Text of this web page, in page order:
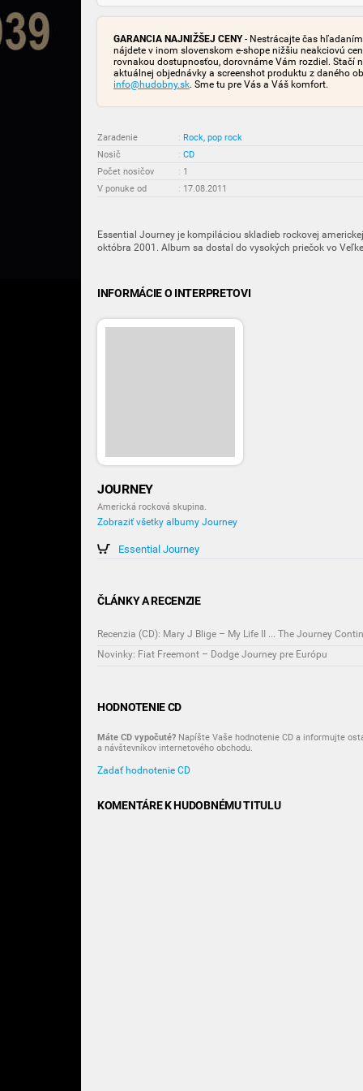
GARANCIA NAJNIŽŠEJ CENY- Nestrácajte čas
nájdete v inom slovenskom e-shope nižšiu neakciovú
rovnakou dostupnosťou, dorovnáme Vám rozdiel. Stačí
aktuálnej objednávky a screenshot produktu z daného
info@hudobny.sk. Sme tu pre Vás a Váš komfort.
Zaradenie : Rock, pop rock
Nosič
: CD
Počet nosičov
: 1
V ponuke od
: 17.08.2011
Essential Journey je kompiláciou skladieb rockovej
októbra 2001. Album sa dostal do vysokých priečok vo
INFORMÁCIE O INTERPRETOVI
JOURNEY
Americká rocková skupina.
Zobraziť všetky albumy Journey
Essential Journey
ČLÁNKY A RECENZIE
Recenzia (CD): Mary J Blige – My Life II ... The Journey
Novinky: Fiat Freemont – Dodge Journey pre Európu
HODNOTENIE CD
Máte CD vypočuté? Napíšte Vaše hodnotenie CD a informujte
a návštevníkov internetového obchodu.
Zadať hodnotenie CD
KOMENTÁRE K HUDOBNÉMU TITULU